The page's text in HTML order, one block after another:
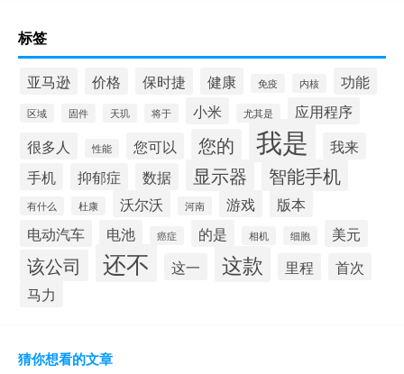
标签
亚马逊 价格 保时捷 健康 免疫 内核 功能
区域 固件 天玑 将于 小米 尤其是
应用程序
很多人
性能 您可以 您的 我是
我来
手机
抑郁症 数据 显示器 智能手机
有什么 杜康 沃尔沃 河南 游戏
版本
电动汽车
电池 癌症 的是 相机 细胞 美元
该公司 还不 这一 这款 里程
首次
马力
猜你想看的文章